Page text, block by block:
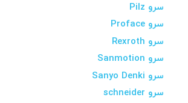
سرو Pilz
سرو Proface
سرو Rexroth
سرو Sanmotion
سرو Sanyo Denki
سرو schneider